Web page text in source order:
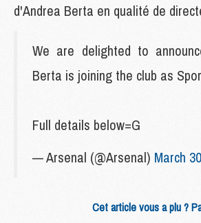
d'Andrea Berta en qualité de
We are delighted to
Berta is joining the club as
Full details below=G
— Arsenal (@Arsenal) March
Cet article vous a plu ?